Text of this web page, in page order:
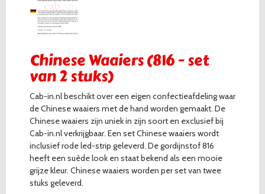
Chinese Waaiers (816 - set
van 2 stuks)
Cab-in.nl beschikt over een eigen confectieafdeling waar
de Chinese waaiers met de hand worden gemaakt. De
Chinese waaiers zijn uniek in zijn soort en exclusief bij
Cab-in.nl verkrijgbaar. Een set Chinese waaiers wordt
inclusief rode led-strip geleverd. De gordijnstof 816
heeft een suède look en staat bekend als een mooie
grijze kleur. Chinese waaiers worden per set van twee
stuks geleverd.